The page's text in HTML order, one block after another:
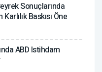
Sonuçlarında
Baskısı Öne
ABD Istihdam